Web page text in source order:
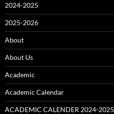
2024-2025
2025-2026
About
About Us
Academic
Academic Calendar
ACADEMIC CALENDER 2024-2025